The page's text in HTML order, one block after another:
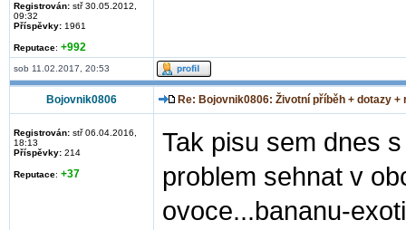
Registrován: stř 30.05.2012,
09:32
Příspěvky: 1961
Reputace: +992
sob 11.02.2017, 20:53
Bojovnik0806 Re: Bojovnik0806: Životní příběh + dotazy
Registrován: stř 06.04.2016,
18:13
Příspěvky: 214
Reputace: +37
Tak pisu sem dnes
problem sehnat v
ovoce...bananu-